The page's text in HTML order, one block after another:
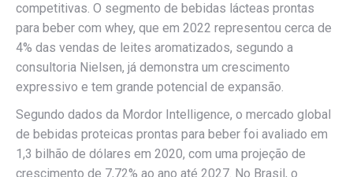
competitivas. O segmento de bebidas lácteas prontas
para beber com whey, que em 2022 representou cerca de
4% das vendas de leites aromatizados, segundo a
consultoria Nielsen, já demonstra um crescimento
expressivo e tem grande potencial de expansão.
Segundo dados da Mordor Intelligence, o mercado global
de bebidas proteicas prontas para beber foi avaliado em
1,3 bilhão de dólares em 2020, com uma projeção de
crescimento de 7,72% ao ano até 2027. No Brasil, o